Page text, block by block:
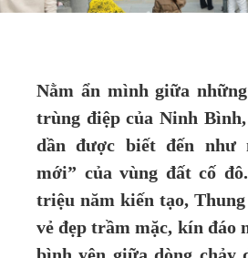
Nằm ẩn mình giữa
trùng điệp của Ninh
dần được biết đến như
mới” của vùng đất cố
triệu năm kiến tạo,
vẻ đẹp trầm mặc, kín đáo